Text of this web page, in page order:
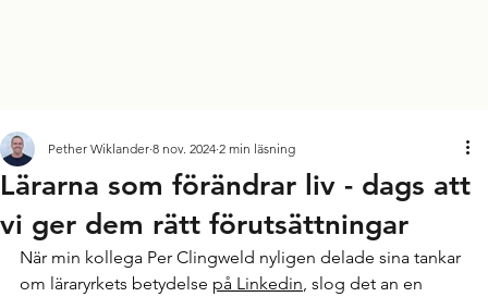
Lärarna som förändrar liv - dags att
vi ger dem rätt förutsättningar
Pether Wiklander 8 nov. 2024 2 min läsning
När min kollega Per Clingweld nyligen delade sina tankar
om läraryrkets betydelse på Linkedin , slog det an en